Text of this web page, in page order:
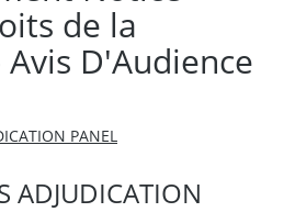
de la
D'Audience
PANEL
ADJUDICATION